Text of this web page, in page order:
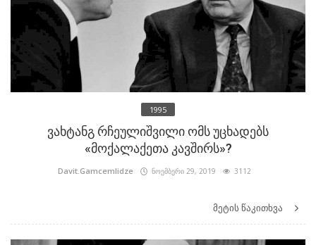
1995
ვახტანგ რჩეულიშვილი ომს უცხადებს
«მოქალაქეთა კავშირს»?
Davit.Gamcemlidze ნოემბერი 29, 2019 3112
მეტის წაკითხვა